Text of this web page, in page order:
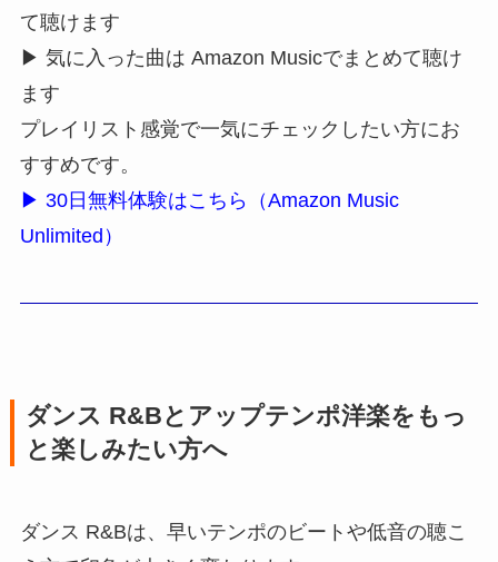
て聴けます
▶ 気に入った曲は Amazon Musicでまとめて聴け
ます
プレイリスト感覚で一気にチェックしたい方にお
すすめです。
▶ 30日無料体験はこちら（Amazon Music
Unlimited）
ダンス R&Bとアップテンポ洋楽をもっ
と楽しみたい方へ
ダンス R&Bは、早いテンポのビートや低音の聴こ